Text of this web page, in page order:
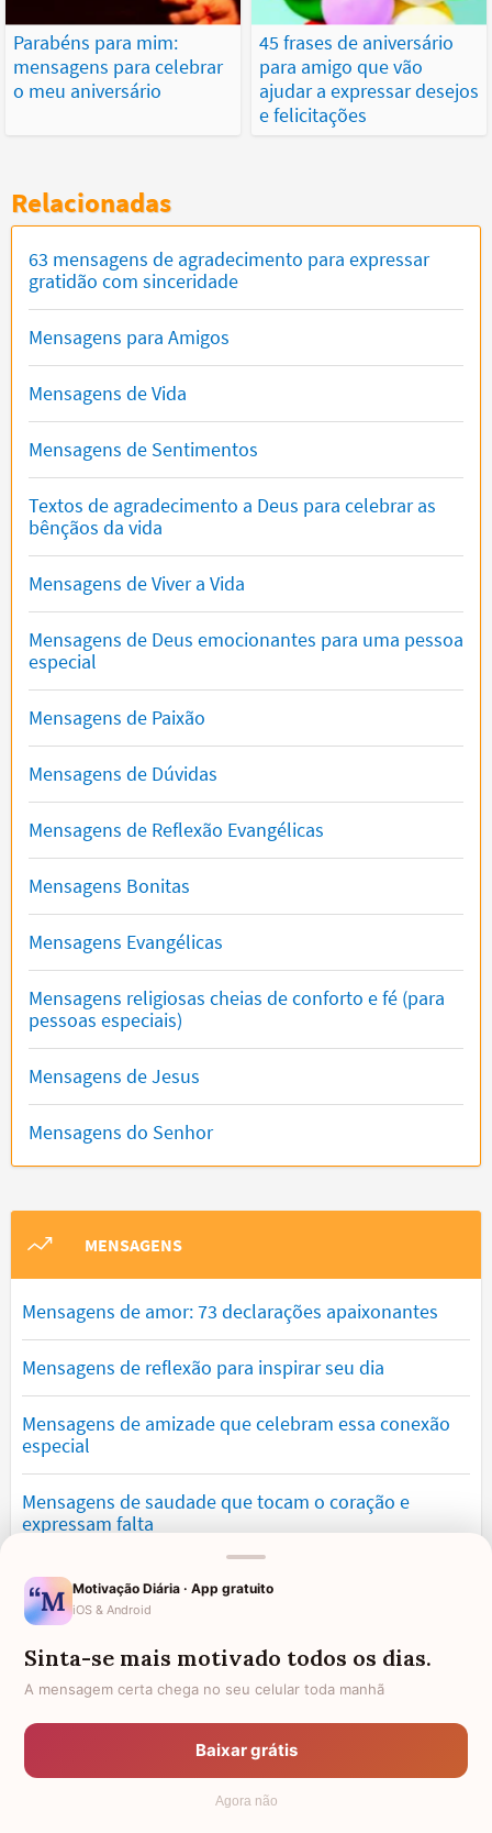
Parabéns para mim:
mensagens para celebrar
o meu aniversário
45 frases de aniversário
para amigo que vão
ajudar a expressar desejos
e felicitações
Relacionadas
63 mensagens de agradecimento para expressar
gratidão com sinceridade
Mensagens para Amigos
Mensagens de Vida
Mensagens de Sentimentos
Textos de agradecimento a Deus para celebrar as
bênçãos da vida
Mensagens de Viver a Vida
Mensagens de Deus emocionantes para uma pessoa
especial
Mensagens de Paixão
Mensagens de Dúvidas
Mensagens de Reflexão Evangélicas
Mensagens Bonitas
Mensagens Evangélicas
Mensagens religiosas cheias de conforto e fé (para
pessoas especiais)
Mensagens de Jesus
Mensagens do Senhor
MENSAGENS
Mensagens de amor: 73 declarações apaixonantes
Mensagens de reflexão para inspirar seu dia
Mensagens de amizade que celebram essa conexão
especial
Mensagens de saudade que tocam o coração e
expressam falta
Mensagens de otimismo que vão encher você de
confiança
Mensagens para namorado: declare o seu amor com
palavras lindas
Mensagens de desculpa sinceras para corrigir erros e
Motivação Diária · App gratuito
iOS & Android
Sinta-se mais motivado todos os dias.
A mensagem certa chega no seu celular toda manhã
Baixar grátis
Agora não